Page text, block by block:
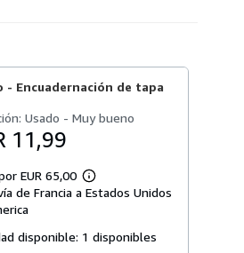
- Encuadernación de tapa
Usado - Muy bueno
11,99
EUR 65,00
Más
información
tarifas
de Francia a Estados Unidos
disponible: 1 disponibles